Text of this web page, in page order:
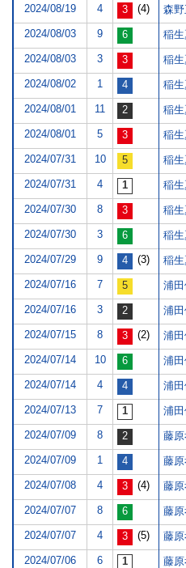
2024/08/19 4 (4) 森
2024/08/03 9 稲
2024/08/03 3 稲
2024/08/02 1 稲
2024/08/01 11 稲
2024/08/01 5 稲
2024/07/31 10 稲
2024/07/31 4 稲
2024/07/30 8 稲
2024/07/30 3 稲
2024/07/29 9 (3) 稲
2024/07/16 7 浦
2024/07/16 3 浦
2024/07/15 8 (2) 浦
2024/07/14 10 浦
2024/07/14 4 浦
2024/07/13 7 浦
2024/07/09 8 藤
2024/07/09 1 藤
2024/07/08 4 (4) 藤
2024/07/07 8 藤
2024/07/07 4 (5) 藤
2024/07/06 6 藤